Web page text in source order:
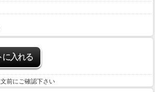
前にご確認下さい